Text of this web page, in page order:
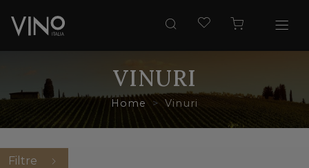
VINURI
Home Vinuri
Filtre